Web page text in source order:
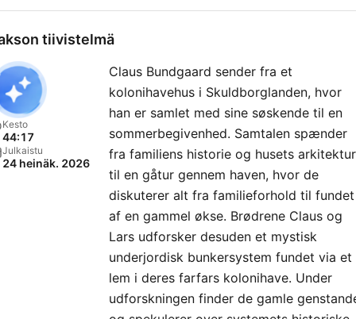
tiivistelmä
Kesto
44:17
Julkaistu
24 heinäk. 2026
Claus Bundgaard sender fra et
kolonihavehus i Skuldborglanden, hvor
han er samlet med sine søskende til en
sommerbegivenhed. Samtalen spænder
fra familiens historie og husets arkitektur
til en gåtur gennem haven, hvor de
diskuterer alt fra familieforhold til fundet
af en gammel økse. Brødrene Claus og
Lars udforsker desuden et mystisk
underjordisk bunkersystem fundet via et
lem i deres farfars kolonihave. Under
udforskningen finder de gamle